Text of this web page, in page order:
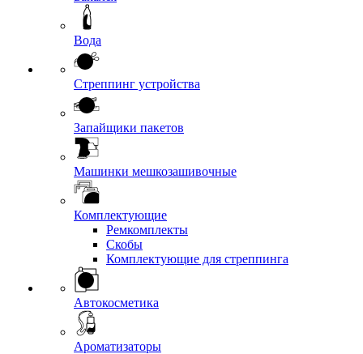
Вода
Стреппинг устройства
Запайщики пакетов
Машинки мешкозашивочные
Комплектующие
Ремкомплекты
Скобы
Комплектующие для стреппинга
Автокосметика
Ароматизаторы